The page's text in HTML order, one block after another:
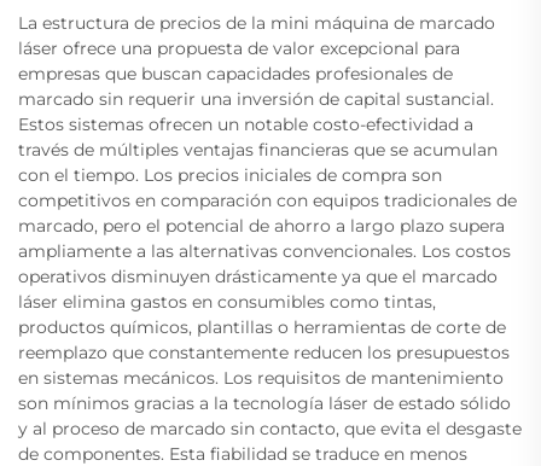
La estructura de precios de la mini máquina de marcado
láser ofrece una propuesta de valor excepcional para
empresas que buscan capacidades profesionales de
marcado sin requerir una inversión de capital sustancial.
Estos sistemas ofrecen un notable costo-efectividad a
través de múltiples ventajas financieras que se acumulan
con el tiempo. Los precios iniciales de compra son
competitivos en comparación con equipos tradicionales de
marcado, pero el potencial de ahorro a largo plazo supera
ampliamente a las alternativas convencionales. Los costos
operativos disminuyen drásticamente ya que el marcado
láser elimina gastos en consumibles como tintas,
productos químicos, plantillas o herramientas de corte de
reemplazo que constantemente reducen los presupuestos
en sistemas mecánicos. Los requisitos de mantenimiento
son mínimos gracias a la tecnología láser de estado sólido
y al proceso de marcado sin contacto, que evita el desgaste
de componentes. Esta fiabilidad se traduce en menos